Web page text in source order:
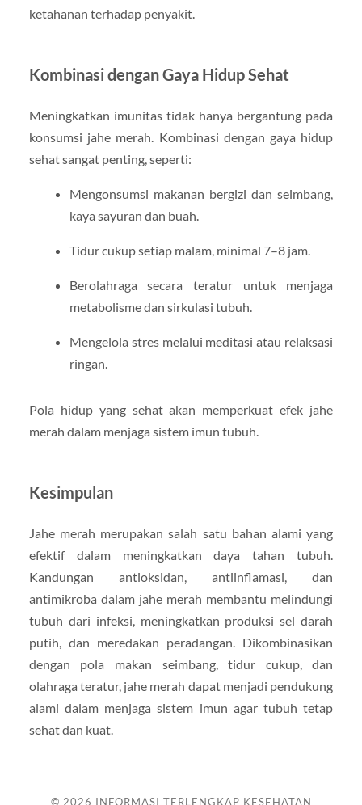
ketahanan terhadap penyakit.
Kombinasi dengan Gaya Hidup Sehat
Meningkatkan imunitas tidak hanya bergantung pada
konsumsi jahe merah. Kombinasi dengan gaya hidup
sehat sangat penting, seperti:
Mengonsumsi makanan bergizi dan seimbang,
kaya sayuran dan buah.
Tidur cukup setiap malam, minimal 7–8 jam.
Berolahraga secara teratur untuk menjaga
metabolisme dan sirkulasi tubuh.
Mengelola stres melalui meditasi atau relaksasi
ringan.
Pola hidup yang sehat akan memperkuat efek jahe
merah dalam menjaga sistem imun tubuh.
Kesimpulan
Jahe merah merupakan salah satu bahan alami yang
efektif dalam meningkatkan daya tahan tubuh.
Kandungan antioksidan, antiinflamasi, dan
antimikroba dalam jahe merah membantu melindungi
tubuh dari infeksi, meningkatkan produksi sel darah
putih, dan meredakan peradangan. Dikombinasikan
dengan pola makan seimbang, tidur cukup, dan
olahraga teratur, jahe merah dapat menjadi pendukung
alami dalam menjaga sistem imun agar tubuh tetap
sehat dan kuat.
© 2026 INFORMASI TERLENGKAP KESEHATAN